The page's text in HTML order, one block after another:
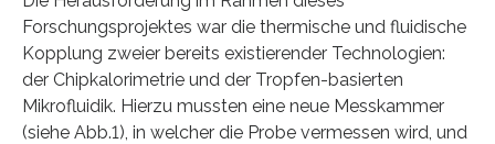
Forschungsprojektes war die thermische und fluidische
Kopplung zweier bereits existierender Technologien:
der Chipkalorimetrie und der Tropfen-basierten
Mikrofluidik. Hierzu mussten eine neue Messkammer
(siehe Abb.1), in welcher die Probe vermessen wird, und